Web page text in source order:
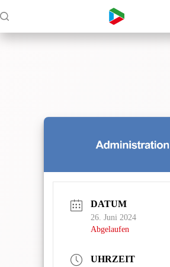
Inhalt
DATUM
26. Juni 2024
Abgelaufen
UHRZEIT